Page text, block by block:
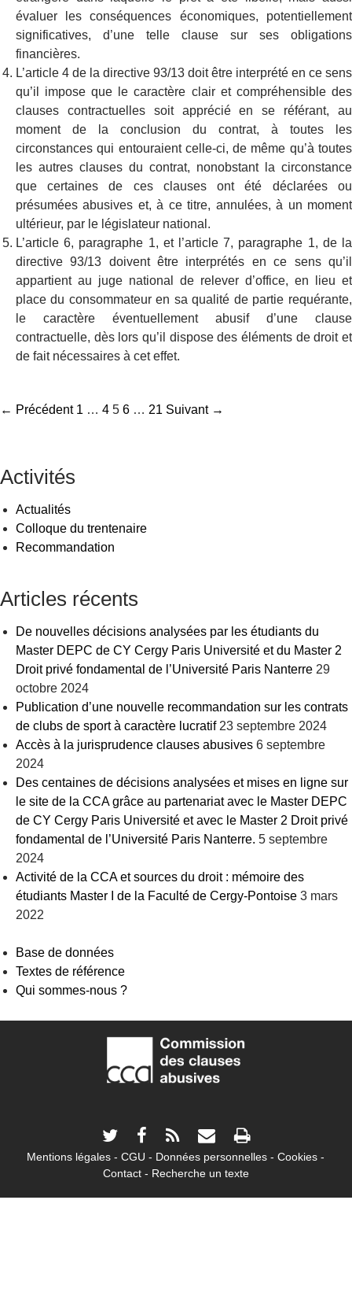
évaluer les conséquences économiques, potentiellement
significatives, d’une telle clause sur ses obligations
financières.
L’article 4 de la directive 93/13 doit être interprété en ce sens
qu’il impose que le caractère clair et compréhensible des
clauses contractuelles soit apprécié en se référant, au
moment de la conclusion du contrat, à toutes les
circonstances qui entouraient celle-ci, de même qu’à toutes
les autres clauses du contrat, nonobstant la circonstance
que certaines de ces clauses ont été déclarées ou
présumées abusives et, à ce titre, annulées, à un moment
ultérieur, par le législateur national.
L’article 6, paragraphe 1, et l’article 7, paragraphe 1, de la
directive 93/13 doivent être interprétés en ce sens qu’il
appartient au juge national de relever d’office, en lieu et
place du consommateur en sa qualité de partie requérante,
le caractère éventuellement abusif d’une clause
contractuelle, dès lors qu’il dispose des éléments de droit et
de fait nécessaires à cet effet.
Navigation
← Précédent 1 … 4 5 6 … 21 Suivant →
Activités
Actualités
Colloque du trentenaire
Recommandation
Articles récents
De nouvelles décisions analysées par les étudiants du
Master DEPC de CY Cergy Paris Université et du Master 2
Droit privé fondamental de l’Université Paris Nanterre 29
octobre 2024
Publication d’une nouvelle recommandation sur les contrats
de clubs de sport à caractère lucratif 23 septembre 2024
Accès à la jurisprudence clauses abusives 6 septembre
2024
Des centaines de décisions analysées et mises en ligne sur
le site de la CCA grâce au partenariat avec le Master DEPC
de CY Cergy Paris Université et avec le Master 2 Droit privé
fondamental de l’Université Paris Nanterre. 5 septembre
2024
Activité de la CCA et sources du droit : mémoire des
étudiants Master I de la Faculté de Cergy-Pontoise 3 mars
2022
Base de données
Textes de référence
Qui sommes-nous ?
Mentions légales CGU Données personnelles
Cookies
Contact
Recherche un texte